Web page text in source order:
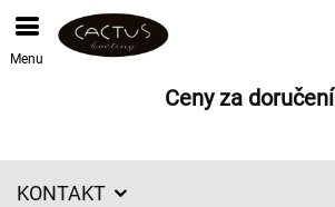
Menu
Ceny za doručení
KONTAKT